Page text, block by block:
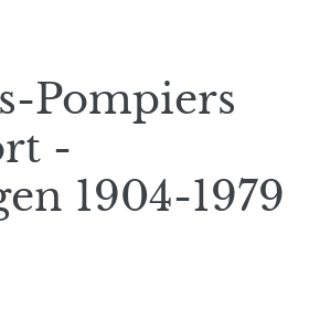
Pompiers
-
1904-1979